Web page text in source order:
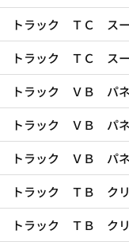
トラック ＴＣ スー
トラック ＴＣ スー
トラック ＶＢ パネ
トラック ＶＢ パネ
トラック ＶＢ パネ
トラック ＴＢ クリ
トラック ＴＢ クリ